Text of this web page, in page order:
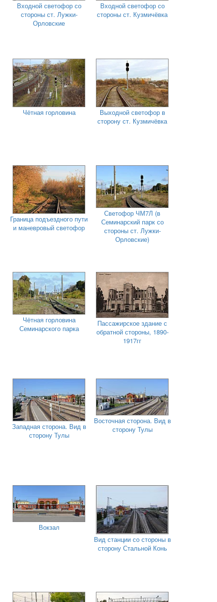
Входной светофор со
стороны ст. Лужки-
Орловские
Входной светофор со
стороны ст. Кузмичёвка
Чётная горловина
Выходной светофор в
сторону ст. Кузмичёвка
Граница подъездного пути
и маневровый светофор
Светофор ЧМ7Л (в
Семинарский парк со
стороны ст. Лужки-
Орловские)
Чётная горловина
Семинарского парка
Пассажирское здание с
обратной стороны, 1890-
1917гг
Западная сторона. Вид в
сторону Тулы
Восточная сторона. Вид в
сторону Тулы
Вокзал
Вид станции со стороны в
сторону Стальной Конь